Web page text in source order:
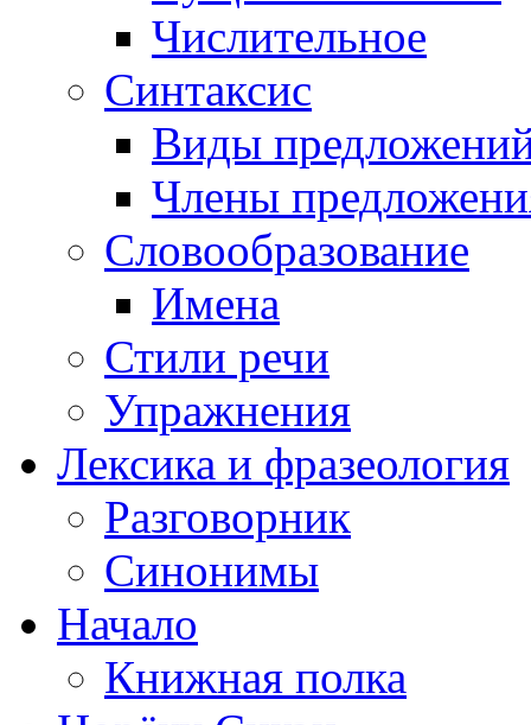
Числительное
Синтаксис
Виды
Члены
Словообразование
Имена
Стили речи
Упражнения
Лексика и фразеология
Разговорник
Синонимы
Начало
Книжная полка